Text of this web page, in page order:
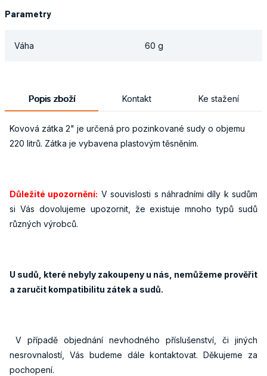
Parametry
Váha 60 g
Popis zboží Kontakt Ke stažení
Kovová zátka 2" je určená pro pozinkované sudy o objemu
220 litrů. Zátka je vybavena plastovým těsněním.
Důležité upozornění: V souvislosti s náhradními díly k sudům
si Vás dovolujeme upozornit, že existuje mnoho typů sudů
různých výrobců.
U sudů, které nebyly zakoupeny u nás, nemůžeme prověřit
a zaručit kompatibilitu zátek a sudů.
V případě objednání nevhodného příslušenství, či jiných
nesrovnalostí, Vás budeme dále kontaktovat. Děkujeme za
pochopení.